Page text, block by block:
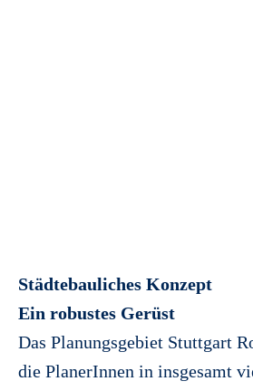
Städtebauliches Konzept
Ein robustes Gerüst
Das Planungsgebiet Stuttgart
die PlanerInnen in insgesamt